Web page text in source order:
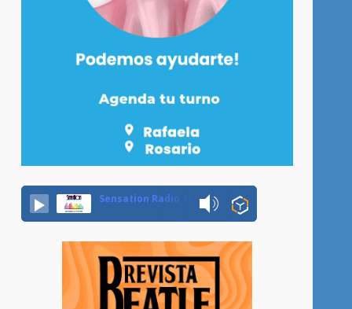
Sensation Radio 107.5 Neuquen